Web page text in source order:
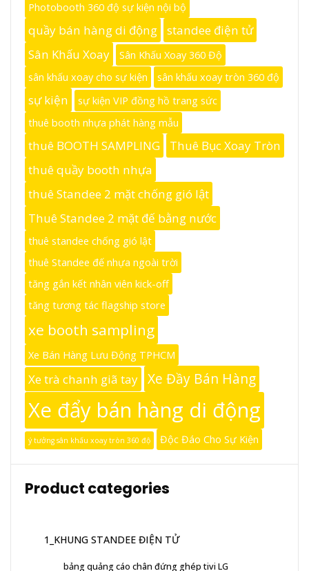
Photobooth 360 độ sự kiện nội bộ
quầy bán hàng di động
standee điện tử
Sân Khấu Xoay
Sân Khấu Xoay 360 Độ
sân khấu xoay cho sự kiện
sân khấu xoay tròn 360 độ
sự kiện
sự kiện VIP đồng hồ trang sức
thuê booth nhựa phát hàng mẫu
thuê BOOTH SAMPLING
Thuê Bục Xoay Tròn
thuê quầy booth nhựa
thuê Standee 2 mặt chống gió lật
Thuê Standee 2 mặt đế bằng nước
thuê standee chống gió lật
thuê Standee đế nhựa ngoài trời
tăng gắn kết nhân viên kick-off
tăng tương tác flagship store
xe booth sampling
Xe Bán Hàng Lưu Động TPHCM
Xe trà chanh giã tay Xe Đầy Bán Hàng
Xe đẩy bán hàng di động
ý tưởng sân khấu xoay tròn 360 độ Độc Đáo Cho Sự Kiện
Product categories
1_KHUNG STANDEE ĐIỆN TỬ
bảng quảng cáo chân đứng ghép tivi LG